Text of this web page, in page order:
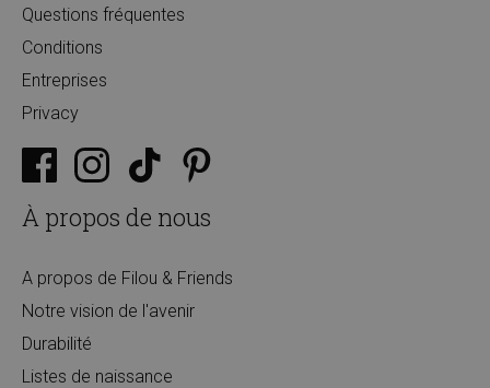
Questions fréquentes
Conditions
Entreprises
Privacy
À propos de nous
A propos de Filou & Friends
Notre vision de l'avenir
Durabilité
Listes de naissance